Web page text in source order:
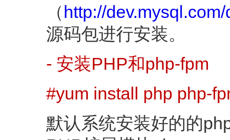
（http://
源码包进行安装。
- 安装PHP和php-fpm
#yum install php php-
默认系统安装好的的